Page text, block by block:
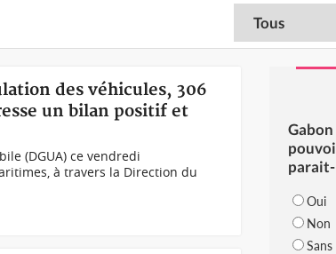
des véhicules, 306
un bilan positif et
(DGUA) ce vendredi
à travers la Direction du
Gabon
Oui
Non
Sans